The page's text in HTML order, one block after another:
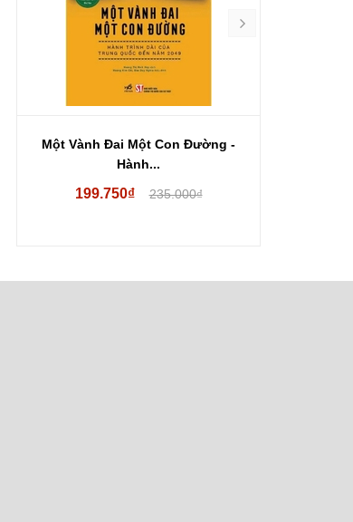
Một Vành Đai Một Con Đường -
Hành...
199.750₫ 235.000₫